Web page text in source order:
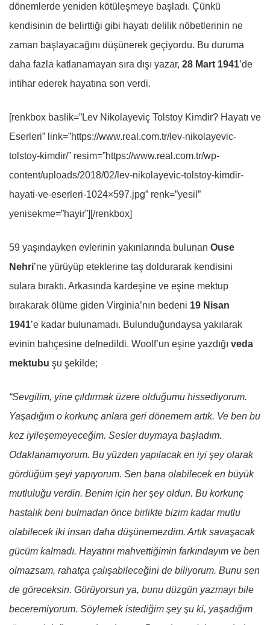
dönemlerde yeniden kötüleşmeye başladı. Çünkü
kendisinin de belirttiği gibi hayatı delilik nöbetlerinin ne
zaman başlayacağını düşünerek geçiyordu. Bu duruma
daha fazla katlanamayan sıra dışı yazar, 28 Mart 1941’de
intihar ederek hayatına son verdi.
[renkbox baslik=”Lev Nikolayeviç Tolstoy Kimdir? Hayatı ve
Eserleri” link=”https://www.real.com.tr/lev-nikolayevic-
tolstoy-kimdir/” resim=”https://www.real.com.tr/wp-
content/uploads/2018/02/lev-nikolayevic-tolstoy-kimdir-
hayati-ve-eserleri-1024×597.jpg” renk=”yesil”
yenisekme=”hayir”][/renkbox]
59 yaşındayken evlerinin yakınlarında bulunan Ouse
Nehri’ne yürüyüp eteklerine taş doldurarak kendisini
sulara bıraktı. Arkasında kardeşine ve eşine mektup
bırakarak ölüme giden Virginia’nın bedeni 19 Nisan
1941’e kadar bulunamadı. Bulunduğundaysa yakılarak
evinin bahçesine defnedildi. Woolf’un eşine yazdığı veda
mektubu şu şekilde;
“Sevgilim, yine çıldırmak üzere olduğumu hissediyorum.
Yaşadığım o korkunç anlara geri dönemem artık. Ve ben bu
kez iyileşemeyeceğim. Sesler duymaya başladım.
Odaklanamıyorum. Bu yüzden yapılacak en iyi şey olarak
gördüğüm şeyi yapıyorum. Sen bana olabilecek en büyük
mutluluğu verdin. Benim için her şey oldun. Bu korkunç
hastalık beni bulmadan önce birlikte bizim kadar mutlu
olabilecek iki insan daha düşünemezdim. Artık savaşacak
gücüm kalmadı. Hayatını mahvettiğimin farkındayım ve ben
olmazsam, rahatça çalışabileceğini de biliyorum. Bunu sen
de göreceksin. Görüyorsun ya, bunu düzgün yazmayı bile
beceremiyorum. Söylemek istediğim şey şu ki, yaşadığım